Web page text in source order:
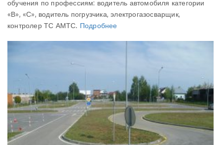
обучения по профессиям: водитель автомобиля категории
«В», «С», водитель погрузчика, электрогазосварщик,
контролер ТС АМТС. Подробнее